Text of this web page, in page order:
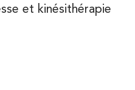
et kinésithérapie